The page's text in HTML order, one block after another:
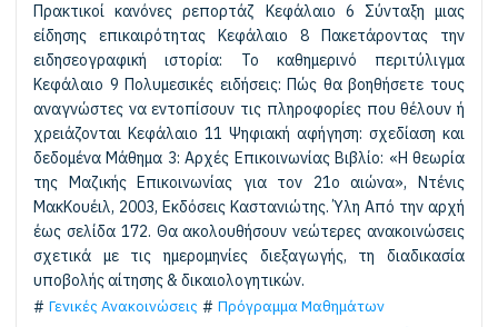
Πρακτικοί κανόνες ρεπορτάζ Κεφάλαιο 6 Σύνταξη μιας
είδησης επικαιρότητας Κεφάλαιο 8 Πακετάροντας την
ειδησεογραφική ιστορία: Το καθημερινό περιτύλιγμα
Κεφάλαιο 9 Πολυμεσικές ειδήσεις: Πώς θα βοηθήσετε τους
αναγνώστες να εντοπίσουν τις πληροφορίες που θέλουν ή
χρειάζονται Κεφάλαιο 11 Ψηφιακή αφήγηση: σχεδίαση και
δεδομένα Μάθημα 3: Αρχές Επικοινωνίας Βιβλίο: «Η θεωρία
της Μαζικής Επικοινωνίας για τον 21ο αιώνα», Ντένις
ΜακΚουέιλ, 2003, Εκδόσεις Καστανιώτης. Ύλη Από την αρχή
έως σελίδα 172. Θα ακολουθήσουν νεώτερες ανακοινώσεις
σχετικά με τις ημερομηνίες διεξαγωγής, τη διαδικασία
υποβολής αίτησης & δικαιολογητικών.
Γενικές Ανακοινώσεις
Πρόγραμμα Μαθημάτων